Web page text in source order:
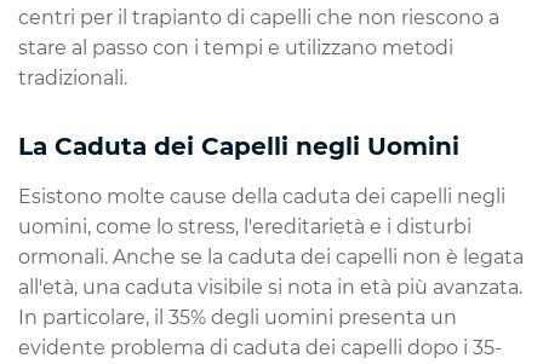
centri per il trapianto di capelli che non riescono a
stare al passo con i tempi e utilizzano metodi
tradizionali.
La Caduta dei Capelli negli Uomini
Esistono molte cause della caduta dei capelli negli
uomini, come lo stress, l'ereditarietà e i disturbi
ormonali. Anche se la caduta dei capelli non è legata
all'età, una caduta visibile si nota in età più avanzata.
In particolare, il 35% degli uomini presenta un
evidente problema di caduta dei capelli dopo i 35-